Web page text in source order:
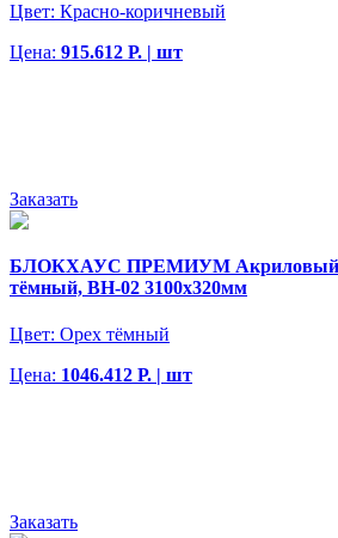
Цвет: Красно-коричневый
Цена: 915.612 Р. | шт
Заказать
БЛОКХАУС ПРЕМИУМ Акриловый
тёмный, ВН-02 3100х320мм
Цвет: Орех тёмный
Цена: 1046.412 Р. | шт
Заказать